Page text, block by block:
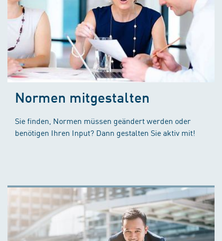
Normen mitgestalten
Sie finden, Normen müssen geändert werden oder
benötigen Ihren Input? Dann gestalten Sie aktiv mit!